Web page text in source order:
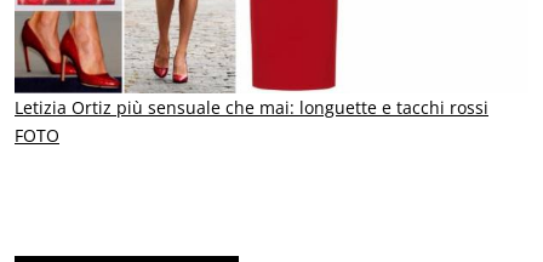
Letizia Ortiz più sensuale che mai: longuette e tacchi rossi
FOTO